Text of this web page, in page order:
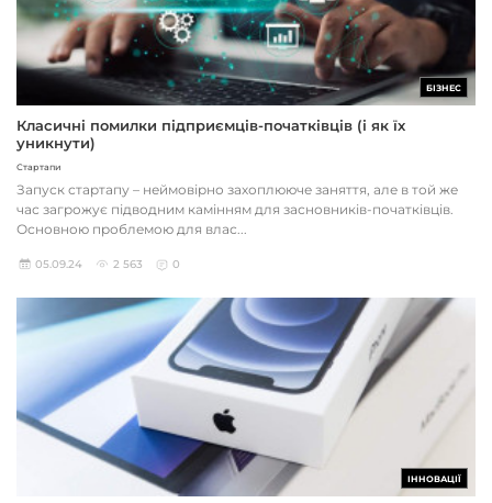
БІЗНЕС
Класичні помилки підприємців-початківців (і як їх
уникнути)
Стартапи
Запуск стартапу – неймовірно захоплююче заняття, але в той же
час загрожує підводним камінням для засновників-початківців.
Основною проблемою для влас...
05.09.24 2 563 0
ІННОВАЦІЇ